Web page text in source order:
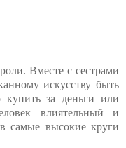
Вместе с сестрами
искусству быть
купить за деньги или
влиятельный и
самые высокие круги